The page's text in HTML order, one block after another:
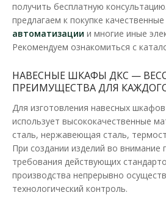
получить бесплатную
предлагаем к покупке качественные
автоматизации и многие иные
Рекомендуем ознакомиться с
НАВЕСНЫЕ ШКАФЫ ДКС —
ПРЕИМУЩЕСТВА ДЛЯ
Для изготовления навесных
использует высококачественные
сталь, нержавеющая сталь,
При создании изделий во внимание
требования действующих
производства непрерывно
технологический контроль.